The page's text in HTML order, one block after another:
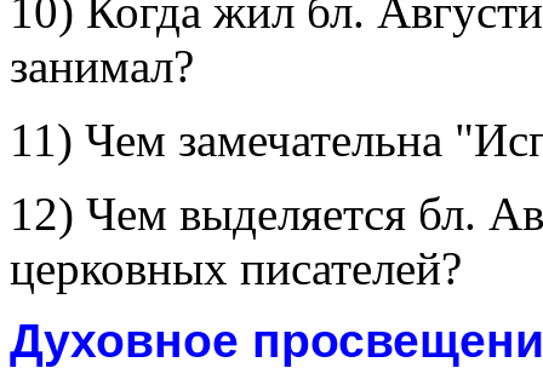
10) Когда жил бл.
занимал?
11) Чем замечательна
12) Чем выделяется бл.
церковных писателей?
Духовное